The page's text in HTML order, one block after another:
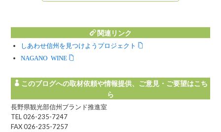
関連リンク
しあわせ信州を見つけようプロジェクト
NAGANO WINE
このブログへの取材依頼や情報提供、ご意見・ご要望はこち
ら
長野県観光部信州ブランド推進室
TEL 026-235-7247
FAX 026-235-7257